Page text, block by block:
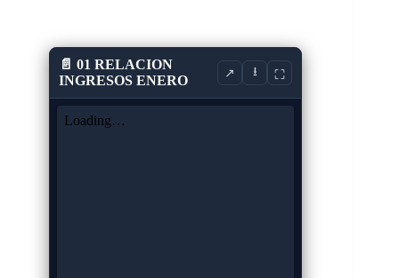
📄 01 RELACION
INGRESOS ENERO
↗ ⭳ ⛶